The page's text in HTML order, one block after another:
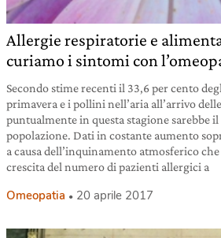
Allergie respiratorie e
curiamo i sintomi con
Secondo stime recenti il 33,6 per cento
primavera e i pollini nell’aria all’arrivo
puntualmente in questa stagione sarebbe il
popolazione. Dati in costante aumento
a causa dell’inquinamento atmosferico
crescita del numero di pazienti allergici a
Omeopatia 20 aprile 2017